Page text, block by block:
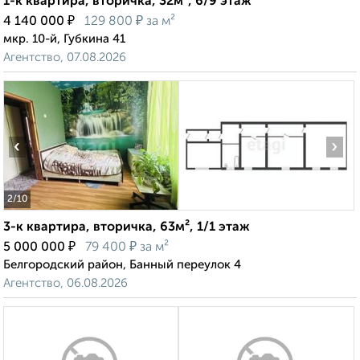
4 140 000 ₽ 129 800 ₽ за м²
мкр. 10-й, Губкина 41
Агентство, 07.08.2026
2/10
‹ ›
3-к квартира, вторичка, 63м², 1/1 этаж
5 000 000 ₽ 79 400 ₽ за м²
Белгородский район, Банный переулок 4
Агентство, 06.08.2026